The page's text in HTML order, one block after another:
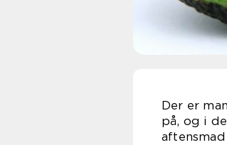
Der er
på, og i